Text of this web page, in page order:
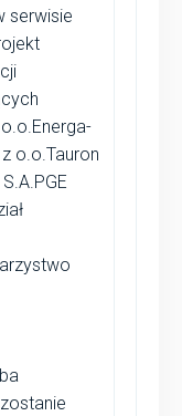
serwisie
o.o.Tauron